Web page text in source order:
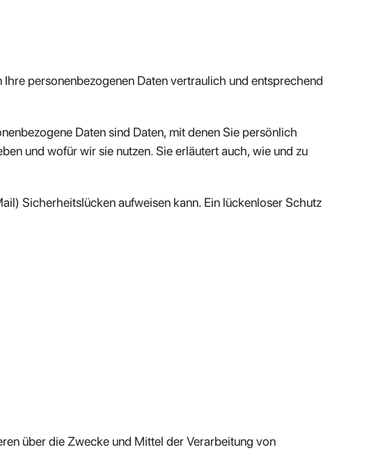
personenbezogenen Daten vertraulich und entsprechend
Daten sind Daten, mit denen Sie persönlich
und wofür wir sie nutzen. Sie erläutert auch, wie und zu
Sicherheitslücken aufweisen kann. Ein lückenloser Schutz
über die Zwecke und Mittel der Verarbeitung von